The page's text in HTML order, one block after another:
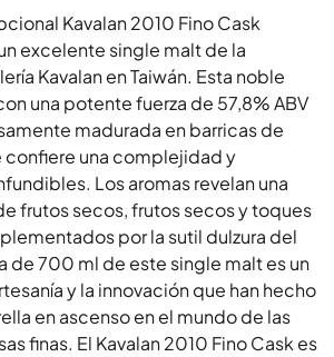
Kavalan 2010 Fino Cask
excelente single malt de la
Kavalan en Taiwán. Esta noble
una potente fuerza de 57,8% ABV
madurada en barricas de
confiere una complejidad y
Los aromas revelan una
frutos secos, frutos secos y toques
por la sutil dulzura del
de 700 ml de este single malt es un
y la innovación que han hecho
en ascenso en el mundo de las
finas. El Kavalan 2010 Fino Cask es